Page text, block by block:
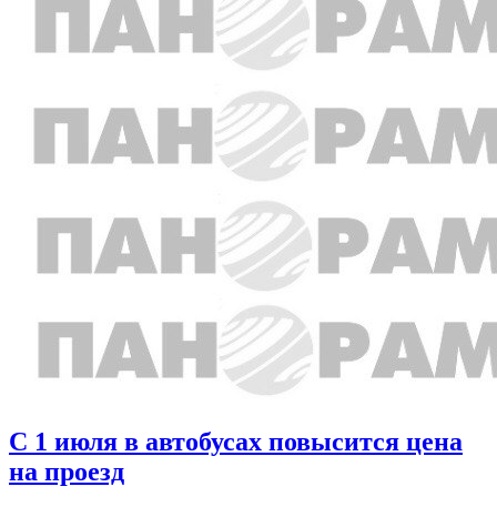
С 1 июля в автобусах повысится цена
на проезд